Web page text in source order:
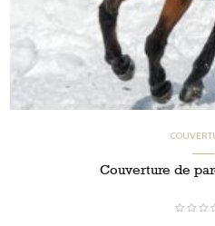
Couverture de